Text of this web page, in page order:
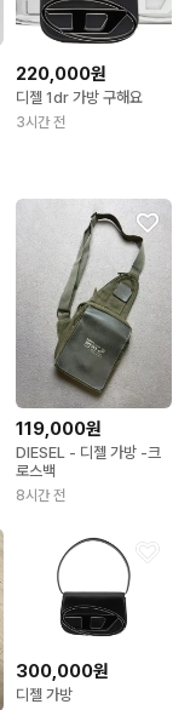
220,000원
디젤 1dr 가방 구해요
3시간 전
119,000원
DIESEL - 디젤 가방 -크
로스백
8시간 전
300,000원
디젤 가방